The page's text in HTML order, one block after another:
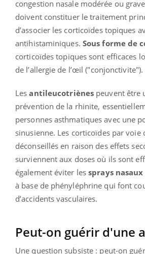
congestion nasale modérée ou
doivent constituer le traitement
d’associer les corticoïdes topiques
antihistaminiques. Sous forme de
corticoïdes topiques sont efficaces
de l’allergie de l’œil ("conjonctivite").
Lesantileucotriènes peuvent être
prévention de la rhinite,
personnes asthmatiques avec une
sinusienne. Les corticoïdes par voie
déconseillés en raison des effets
surviennent aux doses où ils sont
également éviter lessprays nasaux
à base de phényléphrine qui font
d’accidents vasculaires.
Peut-on guérir d'une
Une question subsiste : peut-on